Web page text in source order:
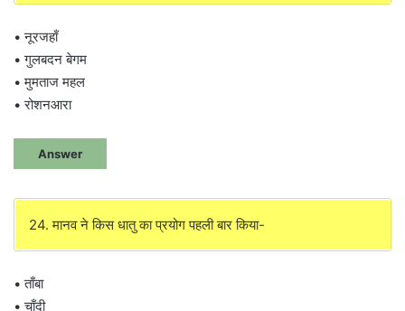
• नूरजहाँ
• गुलबदन बेगम
• मुमताज महल
• रोशनआरा
Answer
24. मानव ने किस धातु का प्रयोग पहली बार किया-
• ताँबा
• चाँदी